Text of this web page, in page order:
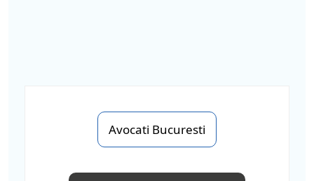
Avocati Bucuresti